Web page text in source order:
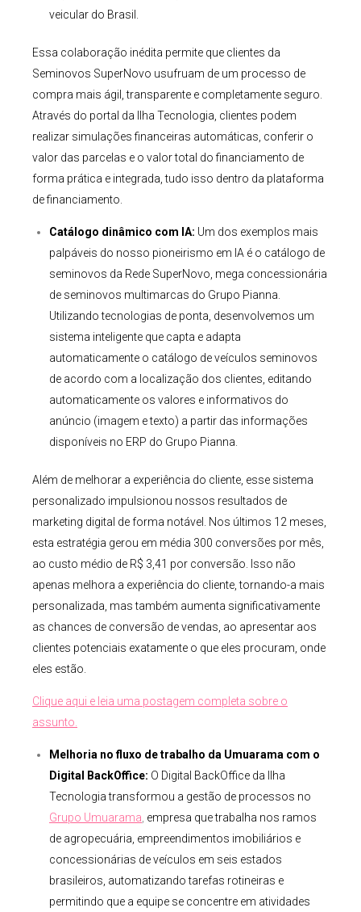
veicular do Brasil.
Essa colaboração inédita permite que clientes da
Seminovos SuperNovo usufruam de um processo de
compra mais ágil, transparente e completamente seguro.
Através do portal da Ilha Tecnologia, clientes podem
realizar simulações financeiras automáticas, conferir o
valor das parcelas e o valor total do financiamento de
forma prática e integrada, tudo isso dentro da plataforma
de financiamento.
Catálogo dinâmico com IA: Um dos exemplos mais
palpáveis do nosso pioneirismo em IA é o catálogo de
seminovos da Rede SuperNovo, mega concessionária
de seminovos multimarcas do Grupo Pianna.
Utilizando tecnologias de ponta, desenvolvemos um
sistema inteligente que capta e adapta
automaticamente o catálogo de veículos seminovos
de acordo com a localização dos clientes, editando
automaticamente os valores e informativos do
anúncio (imagem e texto) a partir das informações
disponíveis no ERP do Grupo Pianna.
Além de melhorar a experiência do cliente, esse sistema
personalizado impulsionou nossos resultados de
marketing digital de forma notável. Nos últimos 12 meses,
esta estratégia gerou em média 300 conversões por mês,
ao custo médio de R$ 3,41 por conversão. Isso não
apenas melhora a experiência do cliente, tornando-a mais
personalizada, mas também aumenta significativamente
as chances de conversão de vendas, ao apresentar aos
clientes potenciais exatamente o que eles procuram, onde
eles estão.
Clique aqui e leia uma postagem completa sobre o
assunto.
Melhoria no fluxo de trabalho da Umuarama com o
Digital BackOffice: O Digital BackOffice da Ilha
Tecnologia transformou a gestão de processos no
Grupo Umuarama empresa que trabalha nos ramos
de agropecuária, empreendimentos imobiliários e
concessionárias de veículos em seis estados
brasileiros, automatizando tarefas rotineiras e
permitindo que a equipe se concentre em atividades